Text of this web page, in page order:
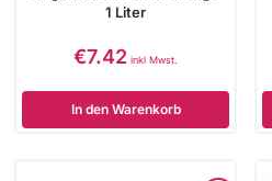
1 Liter
€7.42 inkl Mwst.
In den Warenkorb